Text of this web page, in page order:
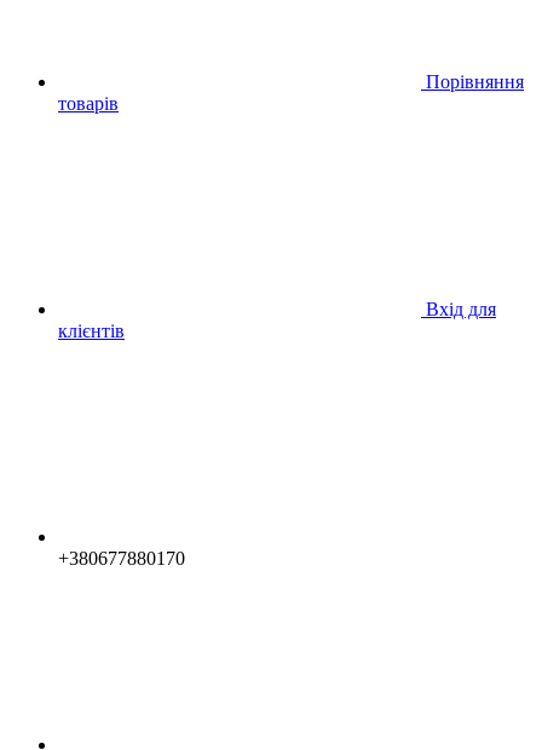
Порівняння
товарів
Вхід для
клієнтів
+380677880170